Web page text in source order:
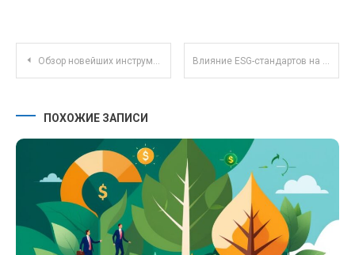
Навигация по записям
Обзор новейших инструментов для совместной работы в удаленных командах 2025 года Влияние ESG-стандартов на стратегии инвестирования на российском фондовом рынке
ПОХОЖИЕ ЗАПИСИ